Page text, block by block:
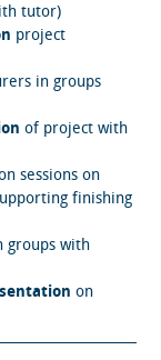
tutor)
project
in groups
of project with
sessions on
finishing
groups with
on